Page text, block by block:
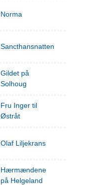
Norma
Sancthansnatten
Gildet på
Solhoug
Fru Inger til
Østråt
Olaf Liljekrans
Hærmændene
på Helgeland